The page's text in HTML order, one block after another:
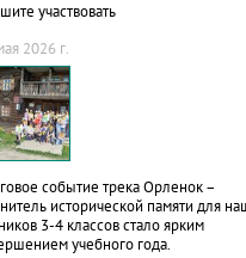
участвовать
2026 г.
событие трека Орленок –
исторической памяти для
3-4 классов стало ярким
учебного года.